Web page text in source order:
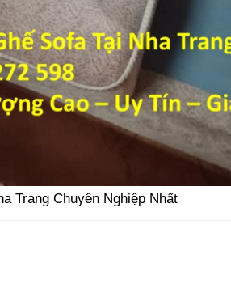
Trang Chuyên Nghiệp Nhất